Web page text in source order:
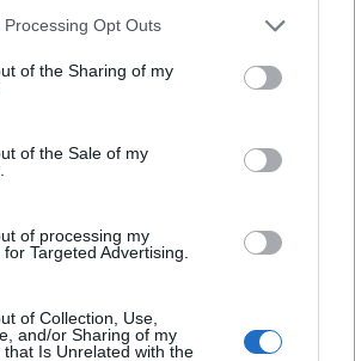
Opt Outs
of the Sharing of my
of the Sale of my
of processing my
Targeted Advertising.
of Collection, Use,
and/or Sharing of my
that Is Unrelated with the
της
Alpha Bank: Για πρώτη φορά το
πράξη
στις μεγάλες στιγμές του Ολυμπιακού